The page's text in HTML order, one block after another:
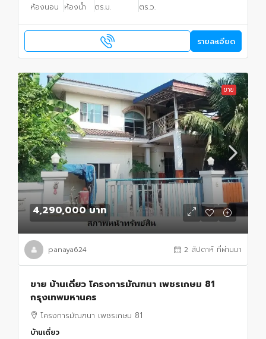
ห้องนอน ห้องน้ำ ตร.ม. ตร.ว.
รายละเอียด
ขาย
4,290,000 บาท
panaya624 2 สัปดาห์ ที่ผ่านมา
ขาย บ้านเดี่ยว โครงการมัณฑนา เพชรเกษม 81
กรุงเทพมหานคร
โครงการมัณฑนา เพชรเกษม 81
บ้านเดี่ยว